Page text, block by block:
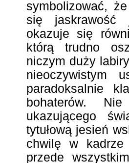
symbolizować,
się jaskrawość
okazuje się
którą trudno
niczym duży
nieoczywistym
paradoksalnie
bohaterów.
ukazującego
tytułową jesień
chwilę w
przede